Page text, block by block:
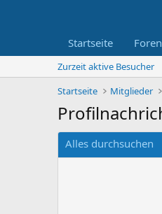
Startseite Foren
Zurzeit aktive Besucher
Startseite
Mitglieder
Alles durchsuchen